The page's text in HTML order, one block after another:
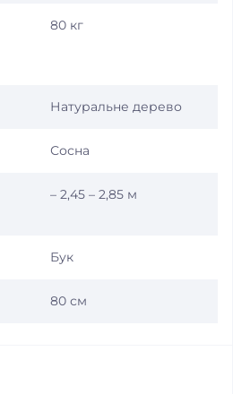
80 кг
Натуральне дерево
Сосна
– 2,45 – 2,85 м
Бук
80 см